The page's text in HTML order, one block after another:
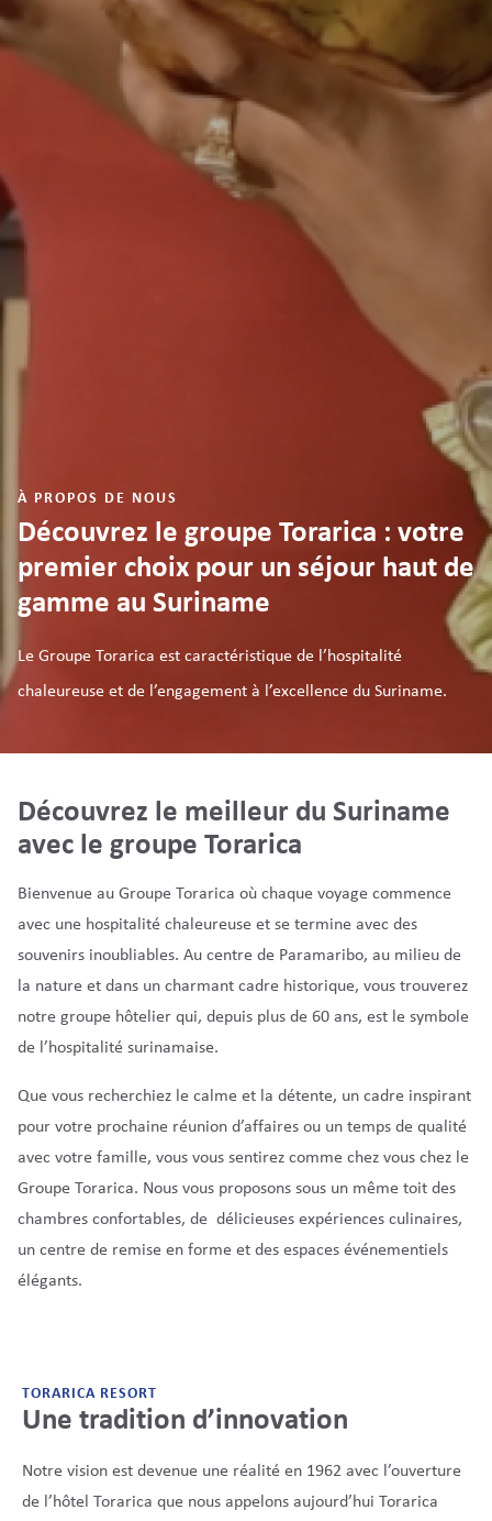
À PROPOS DE NOUS
Découvrez le groupe Torarica : votre
premier choix pour un séjour haut de
gamme au Suriname
Le Groupe Torarica est caractéristique de l’hospitalité
chaleureuse et de l’engagement à l’excellence du Suriname.
Découvrez le meilleur du Suriname
avec le groupe Torarica
Bienvenue au Groupe Torarica où chaque voyage commence
avec une hospitalité chaleureuse et se termine avec des
souvenirs inoubliables. Au centre de Paramaribo, au milieu de
la nature et dans un charmant cadre historique, vous trouverez
notre groupe hôtelier qui, depuis plus de 60 ans, est le symbole
de l’hospitalité surinamaise.
Que vous recherchiez le calme et la détente, un cadre inspirant
pour votre prochaine réunion d’affaires ou un temps de qualité
avec votre famille, vous vous sentirez comme chez vous chez le
Groupe Torarica. Nous vous proposons sous un même toit des
chambres confortables, de délicieuses expériences culinaires,
un centre de remise en forme et des espaces événementiels
élégants.
TORARICA RESORT
Une tradition d’innovation
Notre vision est devenue une réalité en 1962 avec l’ouverture
de l’hôtel Torarica que nous appelons aujourd’hui Torarica